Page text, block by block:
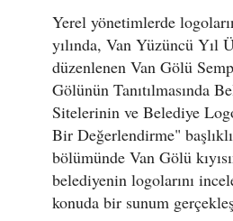
Yerel yönetimlerde
yılında, Van Yüzüncü Yıl
düzenlenen Van Gölü
Gölünün Tanıtılmasında
Sitelerinin ve Belediye
Bir Değerlendirme"
bölümünde Van Gölü
belediyenin logolarını
konuda bir sunum